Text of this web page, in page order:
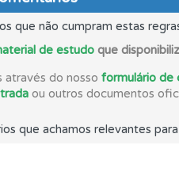
na plataforma.
seus amigos.
adicionais.
que não cumpram estas
de estudo que
através do nosso formulário de
ou outros documentos
que achamos relevantes